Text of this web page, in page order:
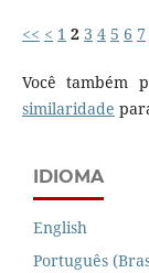
<< < 1 2 3 4 5 6 7
Você também
similaridade
IDIOMA
English
Português